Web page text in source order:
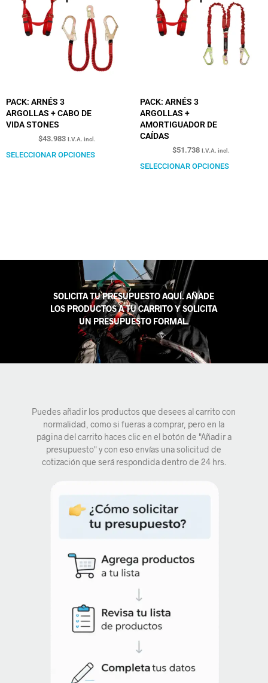
PACK: ARNÉS 3
ARGOLLAS + CABO DE
VIDA STONES
$43.983 I.V.A. incl.
SELECCIONAR OPCIONES
PACK: ARNÉS 3
ARGOLLAS +
AMORTIGUADOR DE
CAÍDAS
$51.738 I.V.A. incl.
SELECCIONAR OPCIONES
SOLICITA TU PRESUPUESTO AQUÍ. AÑADE
LOS PRODUCTOS A TU CARRITO Y SOLICITA
UN PRESUPUESTO FORMAL.
Puedes añadir los productos que desees al carrito con
normalidad, como si fueras a comprar, pero en la
página del carrito haces clic en el botón de "Añadir a
presupuesto" y con eso envías una solicitud de
cotización que será respondida dentro de 24 hrs.